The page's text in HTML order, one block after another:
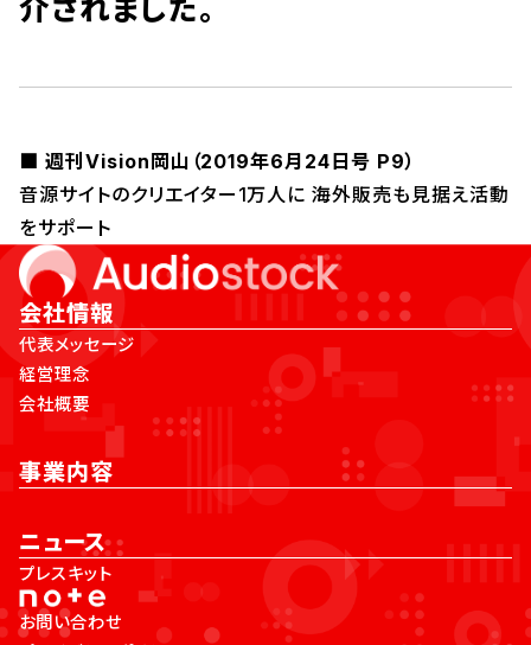
介されました。
■ 週刊Vision岡山（2019年6月24日号 P9）
音源サイトのクリエイター1万人に 海外販売も見据え活動
をサポート
会社情報
代表メッセージ
経営理念
会社概要
事業内容
ニュース
プレスキット
お問い合わせ